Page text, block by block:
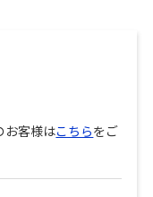
お客様はこちらをご